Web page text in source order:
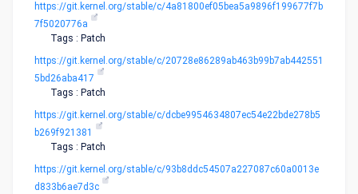
https://git.kernel.org/stable/c/4a81800ef05bea5a9896f199677f7b
7f5020776a
Tags : Patch
https://git.kernel.org/stable/c/20728e86289ab463b99b7ab442551
5bd26aba417
Tags : Patch
https://git.kernel.org/stable/c/dcbe9954634807ec54e22bde278b5
b269f921381
Tags : Patch
https://git.kernel.org/stable/c/93b8ddc54507a227087c60a0013e
d833b6ae7d3c